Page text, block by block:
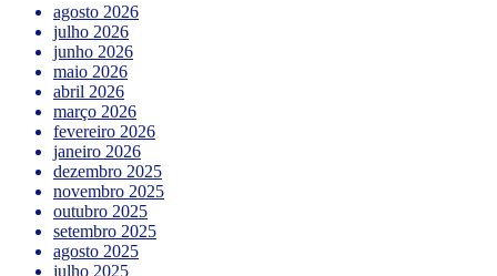
agosto 2026
julho 2026
junho 2026
maio 2026
abril 2026
março 2026
fevereiro 2026
janeiro 2026
dezembro 2025
novembro 2025
outubro 2025
setembro 2025
agosto 2025
julho 2025